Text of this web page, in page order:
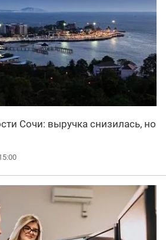
Сочи: выручка снизилась, но